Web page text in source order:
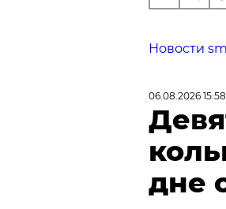
Новости
06.08.2026 15:58
дне